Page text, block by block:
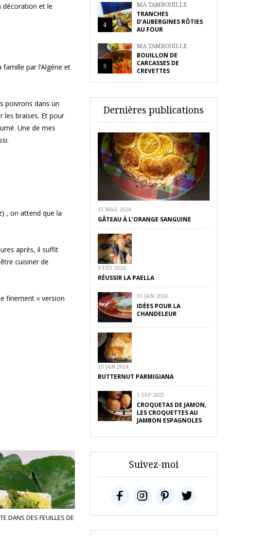
décoration et le
par l’Algérie et
poivrons dans un
les braises. Et pour
Une de mes
, on attend que la
après, il suffit
cuisiner de
finement « version
DANS DES FEUILLES DE
4
MA TAMBOUILLE
TRANCHES
D’AUBERGINES RÔTIES
AU FOUR
5
MA TAMBOUILLE
BOUILLON DE
CARCASSES DE
CREVETTES
Dernières publications
15 MAR 2024
GÂTEAU À L’ORANGE SANGUINE
9 FÉV 2024
RÉUSSIR LA PAELLA
31 JAN 2024
IDÉES POUR LA
CHANDELEUR
19 JAN 2024
BUTTERNUT PARMIGIANA
1 SEP 2023
CROQUETAS DE JAMON,
LES CROQUETTES AU
JAMBON ESPAGNOLES
Suivez-moi